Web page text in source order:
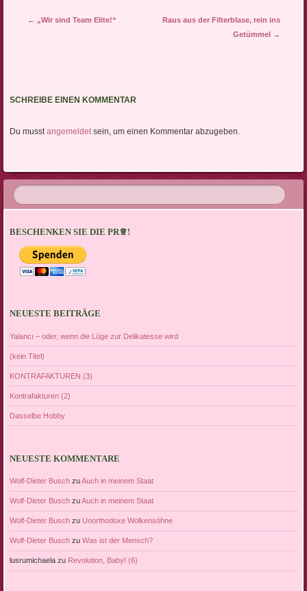
Artikel-Navigation
← „Wir sind Team Elite!“
Raus aus der Filterblase, rein ins
Getümmel →
SCHREIBE EINEN KOMMENTAR
Du musstangemeldetsein, um einen Kommentar abzugeben.
BESCHENKEN SIE DIE PR♕!
NEUESTE BEITRÄGE
Yalancı – oder, wenn die Lüge zur Delikatesse wird
(kein Titel)
KONTRAFAKTUREN (3)
Kontrafakturen (2)
Dasselbe Hobby
NEUESTE KOMMENTARE
Wolf-Dieter BuschzuAuch in meinem Staat
Wolf-Dieter BuschzuAuch in meinem Staat
Wolf-Dieter Buschzu Unorthodoxe Wolkensöhne
Wolf-Dieter Buschzu Was ist der Mensch?
lusrumichaelazu Revolution, Baby! (6)